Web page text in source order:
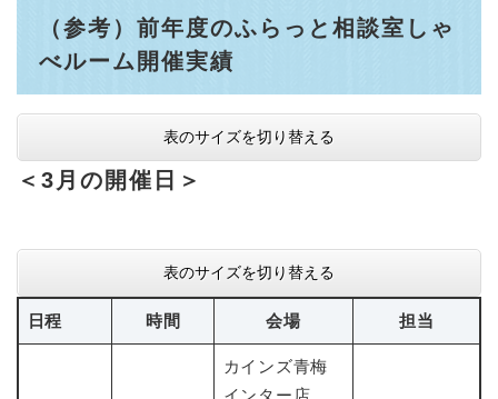
（参考）前年度のふらっと相談室しゃ
べルーム開催実績
表のサイズを切り替える
＜3月の開催日＞
表のサイズを切り替える
日程 時間 会場 担当
カインズ青梅
インター店